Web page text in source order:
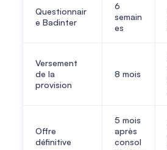
Questionnair
e Badinter
6
semain
es
Versement
de la
provision
8 mois
Offre
définitive
5 mois
après
consol